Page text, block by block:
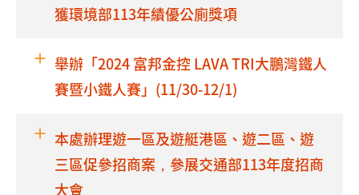
獲環境部113年績優公廁獎項
舉辦「2024 富邦金控 LAVA TRI大鵬灣鐵人
賽暨小鐵人賽」(11/30-12/1)
本處辦理遊一區及遊艇港區、遊二區、遊
三區促參招商案，參展交通部113年度招商
大會